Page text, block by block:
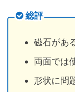
総評
磁石があ
両面では
形状に問